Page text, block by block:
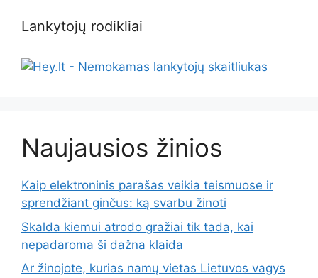
Lankytojų rodikliai
Naujausios žinios
Kaip elektroninis parašas veikia teismuose ir
sprendžiant ginčus: ką svarbu žinoti
Skalda kiemui atrodo gražiai tik tada, kai
nepadaroma ši dažna klaida
Ar žinojote, kurias namų vietas Lietuvos vagys